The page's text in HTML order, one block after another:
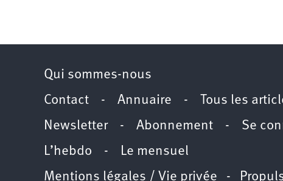
Qui sommes-nous
Contact - Annuaire - Tous les
Newsletter- Abonnement - Se
L’hebdo -
Le mensuel
Mentions légales / Vie privée -